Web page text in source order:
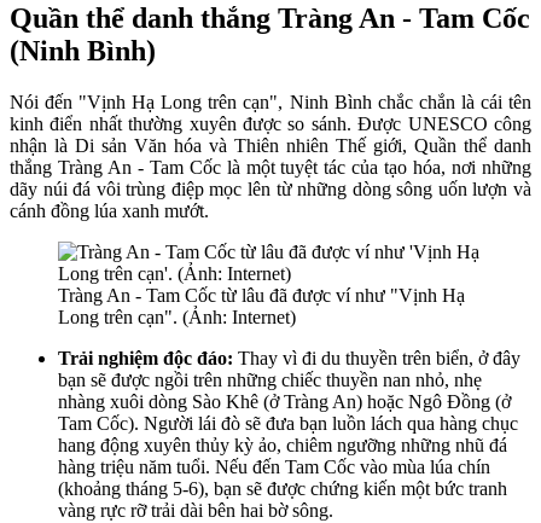
Quần thể danh thắng Tràng An - Tam Cốc
(Ninh Bình)
Nói đến "Vịnh Hạ Long trên cạn", Ninh Bình chắc chắn là cái tên
kinh điển nhất thường xuyên được so sánh. Được UNESCO công
nhận là Di sản Văn hóa và Thiên nhiên Thế giới, Quần thể danh
thắng Tràng An - Tam Cốc là một tuyệt tác của tạo hóa, nơi những
dãy núi đá vôi trùng điệp mọc lên từ những dòng sông uốn lượn và
cánh đồng lúa xanh mướt.
Tràng An - Tam Cốc từ lâu đã được ví như "Vịnh Hạ
Long trên cạn". (Ảnh: Internet)
Trải nghiệm độc đáo: Thay vì đi du thuyền trên biển, ở đây
bạn sẽ được ngồi trên những chiếc thuyền nan nhỏ, nhẹ
nhàng xuôi dòng Sào Khê (ở Tràng An) hoặc Ngô Đồng (ở
Tam Cốc). Người lái đò sẽ đưa bạn luồn lách qua hàng chục
hang động xuyên thủy kỳ ảo, chiêm ngưỡng những nhũ đá
hàng triệu năm tuổi. Nếu đến Tam Cốc vào mùa lúa chín
(khoảng tháng 5-6), bạn sẽ được chứng kiến một bức tranh
vàng rực rỡ trải dài bên hai bờ sông.